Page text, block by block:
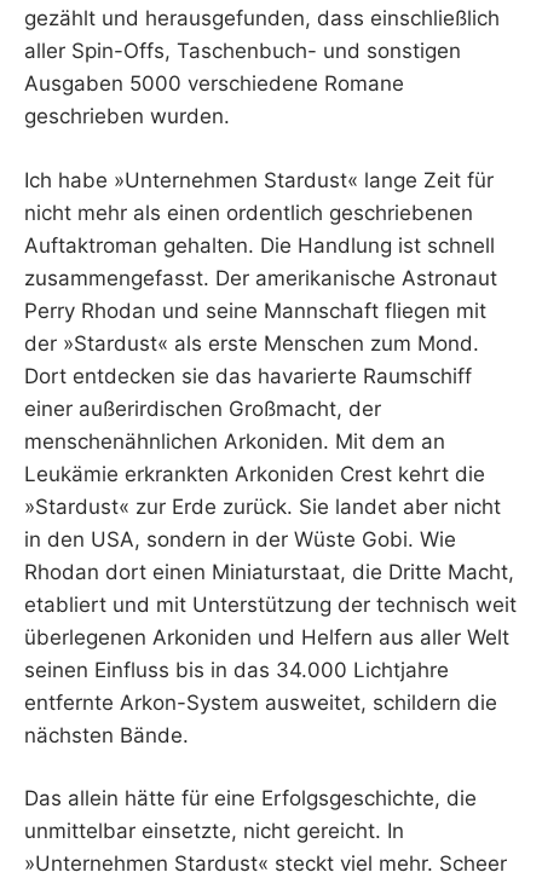
gezählt und herausgefunden, dass einschließlich
aller Spin-Offs, Taschenbuch- und sonstigen
Ausgaben 5000 verschiedene Romane
geschrieben wurden.
Ich habe »Unternehmen Stardust« lange Zeit für
nicht mehr als einen ordentlich geschriebenen
Auftaktroman gehalten. Die Handlung ist schnell
zusammengefasst. Der amerikanische Astronaut
Perry Rhodan und seine Mannschaft fliegen mit
der »Stardust« als erste Menschen zum Mond.
Dort entdecken sie das havarierte Raumschiff
einer außerirdischen Großmacht, der
menschenähnlichen Arkoniden. Mit dem an
Leukämie erkrankten Arkoniden Crest kehrt die
»Stardust« zur Erde zurück. Sie landet aber nicht
in den USA, sondern in der Wüste Gobi. Wie
Rhodan dort einen Miniaturstaat, die Dritte Macht,
etabliert und mit Unterstützung der technisch weit
überlegenen Arkoniden und Helfern aus aller Welt
seinen Einfluss bis in das 34.000 Lichtjahre
entfernte Arkon-System ausweitet, schildern die
nächsten Bände.
Das allein hätte für eine Erfolgsgeschichte, die
unmittelbar einsetzte, nicht gereicht. In
»Unternehmen Stardust« steckt viel mehr. Scheer